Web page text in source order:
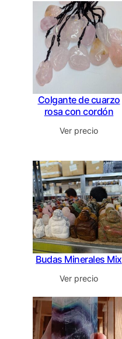
Colgante de cuarzo
rosa con cordón
Ver precio
Budas Minerales Mix
Ver precio